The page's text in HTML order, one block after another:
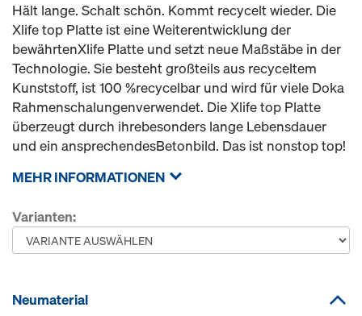
Hält lange. Schalt schön. Kommt recycelt wieder. Die
Xlife top Platte ist eine Weiterentwicklung der
bewährtenXlife Platte und setzt neue Maßstäbe in der
Technologie. Sie besteht großteils aus recyceltem
Kunststoff, ist 100 %recycelbar und wird für viele Doka
Rahmenschalungenverwendet. Die Xlife top Platte
überzeugt durch ihrebesonders lange Lebensdauer
und ein ansprechendesBetonbild. Das ist nonstop top!
MEHR INFORMATIONEN
Varianten:
Neumaterial